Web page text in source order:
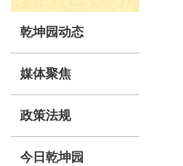
乾坤园动态
媒体聚焦
政策法规
今日乾坤园